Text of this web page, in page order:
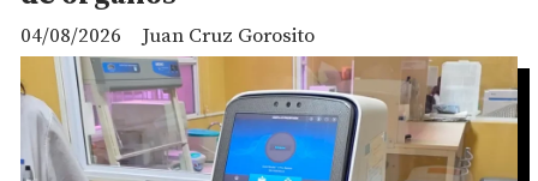
Juan Cruz Gorosito
04/08/2026